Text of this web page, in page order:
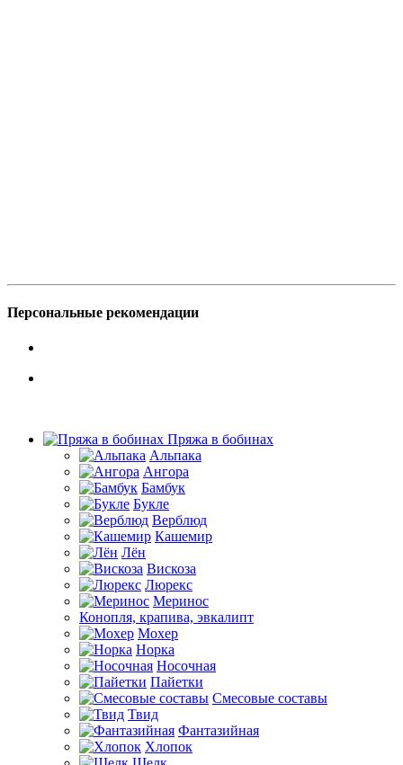
Персональные рекомендации
Пряжа в бобинах
Альпака
Ангора
Бамбук
Букле
Верблюд
Кашемир
Лён
Вискоза
Люрекс
Меринос
Конопля, крапива, эвкалипт
Мохер
Норка
Носочная
Пайетки
Смесовые составы
Твид
Фантазийная
Хлопок